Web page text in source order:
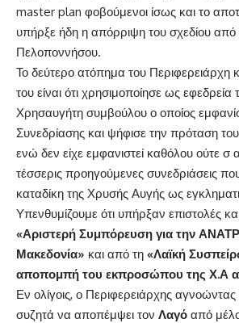
master plan φοβούμενοι ίσως και το
υπήρξε ήδη η απόρριψη του σχεδίου
Πελοποννήσου.
Το δεύτερο ατόπημα του Περιφερειάρχη
του είναι ότι χρησιμοποίησε ως
Χρησαυγήτη συμβούλου ο οποίος
Συνεδρίασης και ψήφισε την πρόταση
ενώ δεν είχε εμφανιστεί καθόλου ούτε σ
τέσσερις προηγούμενες συνεδριάσεις
καταδίκη της Χρυσής Αυγής ως
Υπενθυμίζουμε ότι υπήρξαν επιστολές
«Αριστερή Συμπόρευση για την
Μακεδονία» και από τη «Λαϊκή
αποπομπή του εκπροσώπου της Χ.Α
Εν ολίγοις, ο Περιφερειάρχης
συζητά να αποπέμψει τον Λαγό από